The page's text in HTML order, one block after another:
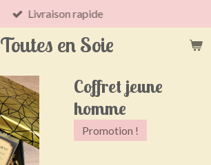
Toutes en Soie
Livraison rapide
Coffret jeune
homme
Promotion !